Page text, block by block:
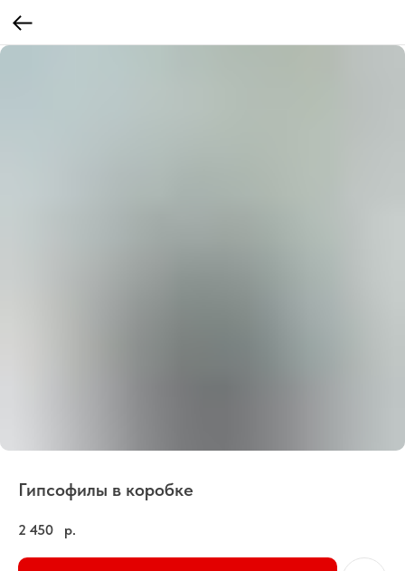
Гипсофилы в коробке
2 450 р.